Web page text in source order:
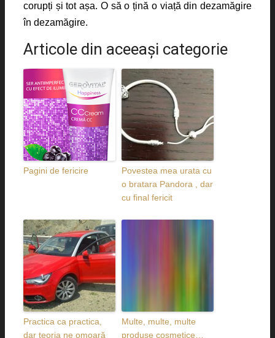
corupți și tot așa. O să o țină o viață din dezamăgire
în dezamăgire.
Articole din aceeaşi categorie
Pagini de fericire
Povestea mea urata cu
o bratara Pandora , dar
cu final fericit
Practica ca practica,
dar teoria ne omoară
Multe, multe, multe
produse cosmetice…